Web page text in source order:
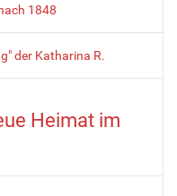
1848
der Katharina R.
Heimat im